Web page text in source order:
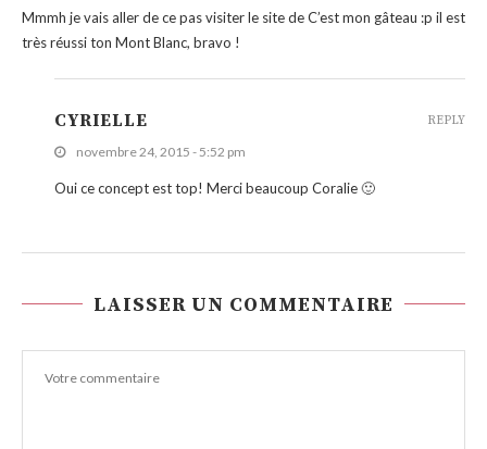
Mmmh je vais aller de ce pas visiter le site de C’est mon gâteau :p il est
très réussi ton Mont Blanc, bravo !
CYRIELLE
novembre 24, 2015 - 5:52 pm
Oui ce concept est top! Merci beaucoup Coralie 🙂
REPLY
LAISSER UN COMMENTAIRE